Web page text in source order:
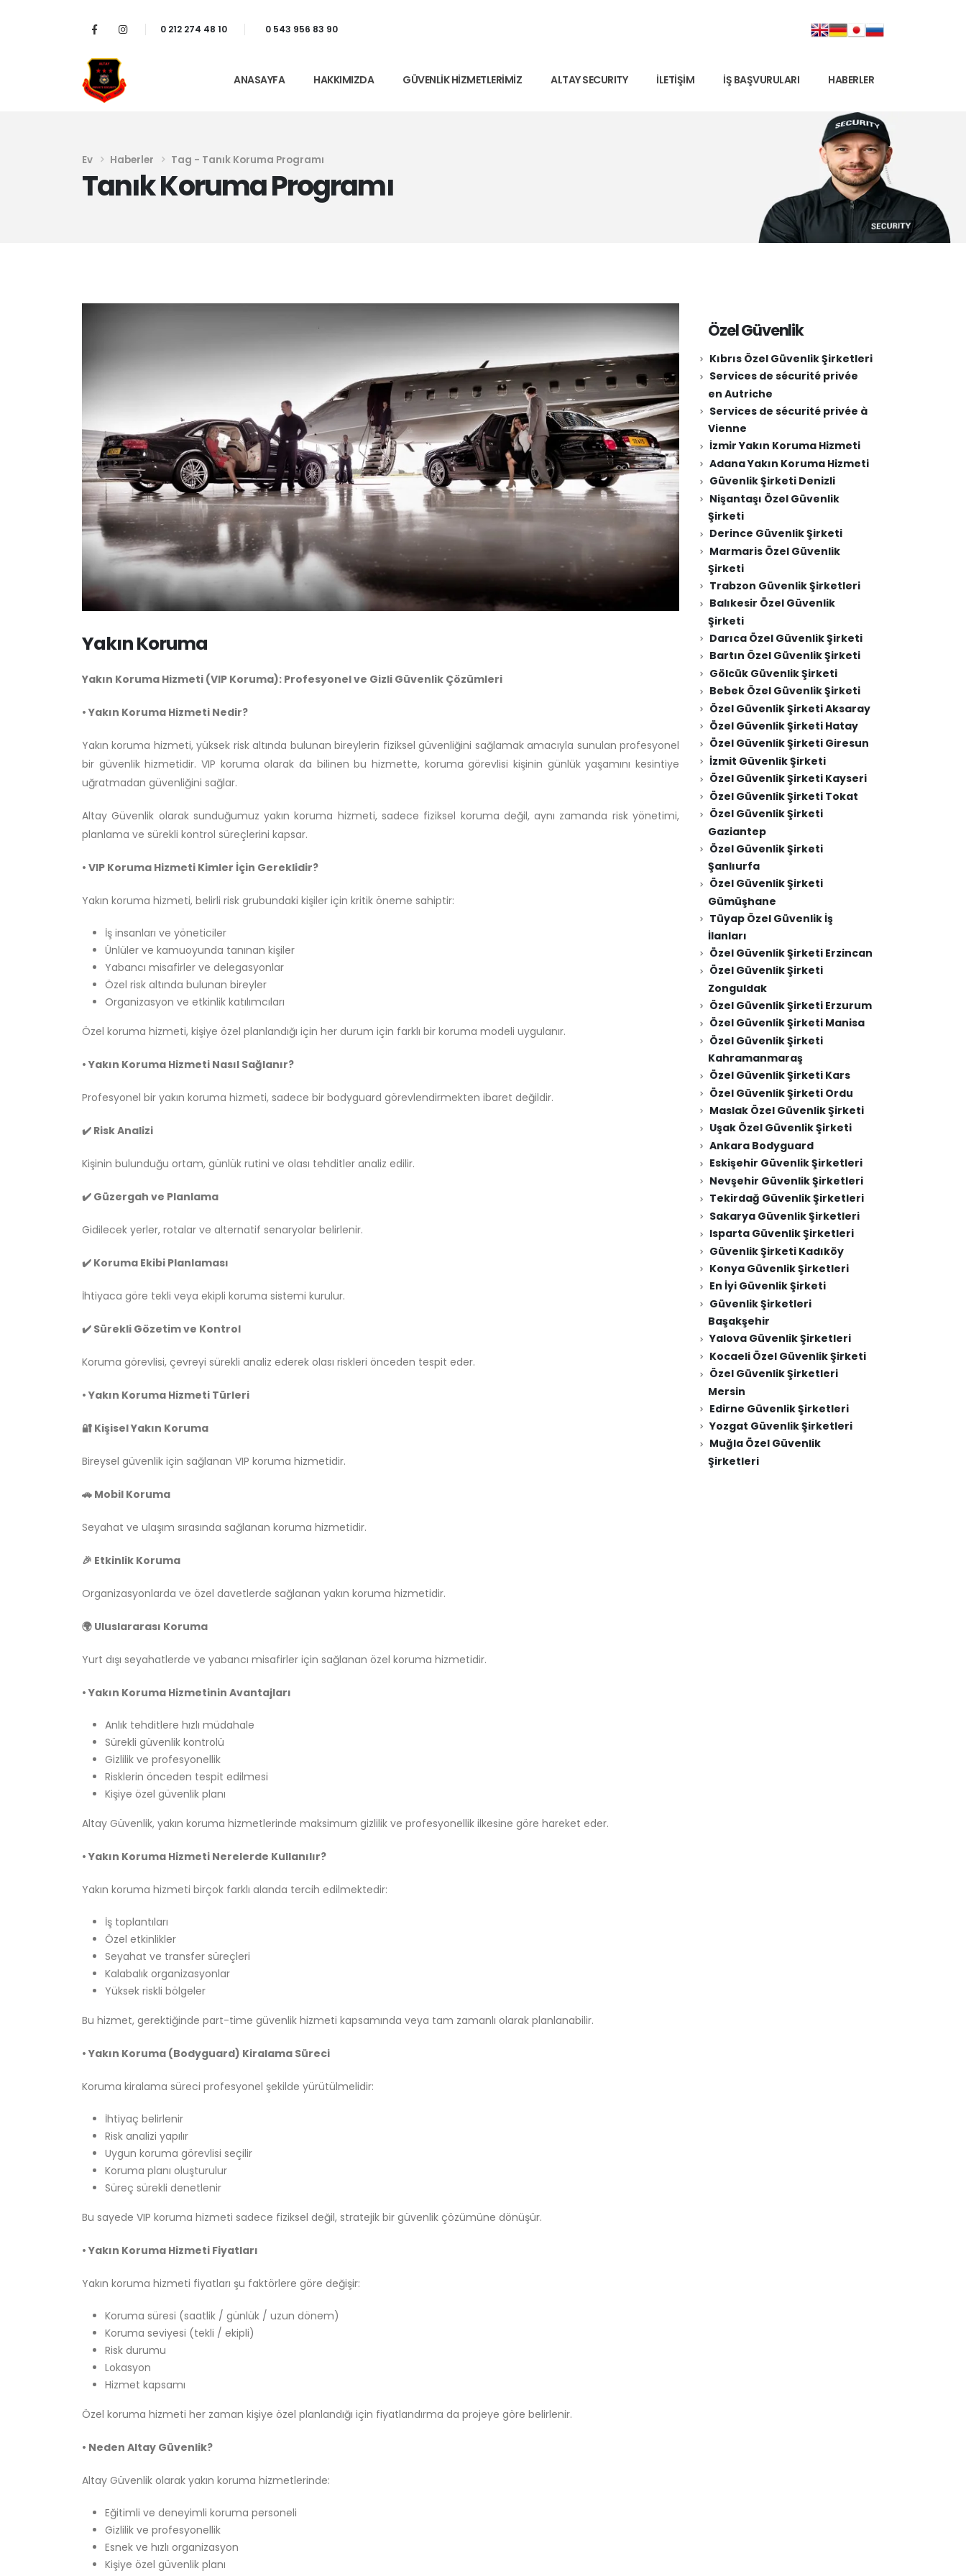
0 212 274 48 10 0 543 956 83 90
ANASAYFA HAKKIMIZDA GÜVENLIK HIZMETLERIMIZ ALTAY SECURITY İLETIŞIM İŞ BAŞVURULARI HABERLER
Ev Haberler Tag - Tanık Koruma Programı
Tanık Koruma Programı
Yakın Koruma
Yakın Koruma Hizmeti (VIP Koruma): Profesyonel ve Gizli Güvenlik Çözümleri
• Yakın Koruma Hizmeti Nedir?
Yakın koruma hizmeti, yüksek risk altında bulunan bireylerin fiziksel güvenliğini sağlamak amacıyla sunulan profesyonel
bir güvenlik hizmetidir. VIP koruma olarak da bilinen bu hizmette, koruma görevlisi kişinin günlük yaşamını kesintiye
uğratmadan güvenliğini sağlar.
Altay Güvenlik olarak sunduğumuz yakın koruma hizmeti, sadece fiziksel koruma değil, aynı zamanda risk yönetimi,
planlama ve sürekli kontrol süreçlerini kapsar.
• VIP Koruma Hizmeti Kimler İçin Gereklidir?
Yakın koruma hizmeti, belirli risk grubundaki kişiler için kritik öneme sahiptir:
İş insanları ve yöneticiler
Ünlüler ve kamuoyunda tanınan kişiler
Yabancı misafirler ve delegasyonlar
Özel risk altında bulunan bireyler
Organizasyon ve etkinlik katılımcıları
Özel koruma hizmeti, kişiye özel planlandığı için her durum için farklı bir koruma modeli uygulanır.
• Yakın Koruma Hizmeti Nasıl Sağlanır?
Profesyonel bir yakın koruma hizmeti, sadece bir bodyguard görevlendirmekten ibaret değildir.
✔️ Risk Analizi
Kişinin bulunduğu ortam, günlük rutini ve olası tehditler analiz edilir.
✔️ Güzergah ve Planlama
Gidilecek yerler, rotalar ve alternatif senaryolar belirlenir.
✔️ Koruma Ekibi Planlaması
İhtiyaca göre tekli veya ekipli koruma sistemi kurulur.
✔️ Sürekli Gözetim ve Kontrol
Koruma görevlisi, çevreyi sürekli analiz ederek olası riskleri önceden tespit eder.
• Yakın Koruma Hizmeti Türleri
🔐 Kişisel Yakın Koruma
Bireysel güvenlik için sağlanan VIP koruma hizmetidir.
🚗 Mobil Koruma
Seyahat ve ulaşım sırasında sağlanan koruma hizmetidir.
🎉 Etkinlik Koruma
Organizasyonlarda ve özel davetlerde sağlanan yakın koruma hizmetidir.
🌍 Uluslararası Koruma
Yurt dışı seyahatlerde ve yabancı misafirler için sağlanan özel koruma hizmetidir.
• Yakın Koruma Hizmetinin Avantajları
Anlık tehditlere hızlı müdahale
Sürekli güvenlik kontrolü
Gizlilik ve profesyonellik
Risklerin önceden tespit edilmesi
Kişiye özel güvenlik planı
Altay Güvenlik, yakın koruma hizmetlerinde maksimum gizlilik ve profesyonellik ilkesine göre hareket eder.
• Yakın Koruma Hizmeti Nerelerde Kullanılır?
Yakın koruma hizmeti birçok farklı alanda tercih edilmektedir:
İş toplantıları
Özel etkinlikler
Seyahat ve transfer süreçleri
Kalabalık organizasyonlar
Yüksek riskli bölgeler
Bu hizmet, gerektiğinde part-time güvenlik hizmeti kapsamında veya tam zamanlı olarak planlanabilir.
• Yakın Koruma (Bodyguard) Kiralama Süreci
Koruma kiralama süreci profesyonel şekilde yürütülmelidir:
İhtiyaç belirlenir
Risk analizi yapılır
Uygun koruma görevlisi seçilir
Koruma planı oluşturulur
Süreç sürekli denetlenir
Bu sayede VIP koruma hizmeti sadece fiziksel değil, stratejik bir güvenlik çözümüne dönüşür.
• Yakın Koruma Hizmeti Fiyatları
Yakın koruma hizmeti fiyatları şu faktörlere göre değişir:
Koruma süresi (saatlik / günlük / uzun dönem)
Koruma seviyesi (tekli / ekipli)
Risk durumu
Lokasyon
Hizmet kapsamı
Özel koruma hizmeti her zaman kişiye özel planlandığı için fiyatlandırma da projeye göre belirlenir.
• Neden Altay Güvenlik?
Altay Güvenlik olarak yakın koruma hizmetlerinde:
Eğitimli ve deneyimli koruma personeli
Gizlilik ve profesyonellik
Esnek ve hızlı organizasyon
Kişiye özel güvenlik planı
Özel Güvenlik
Kıbrıs Özel Güvenlik Şirketleri
Services de sécurité privée
en Autriche
Services de sécurité privée à
Vienne
İzmir Yakın Koruma Hizmeti
Adana Yakın Koruma Hizmeti
Güvenlik Şirketi Denizli
Nişantaşı Özel Güvenlik
Şirketi
Derince Güvenlik Şirketi
Marmaris Özel Güvenlik
Şirketi
Trabzon Güvenlik Şirketleri
Balıkesir Özel Güvenlik
Şirketi
Darıca Özel Güvenlik Şirketi
Bartın Özel Güvenlik Şirketi
Gölcük Güvenlik Şirketi
Bebek Özel Güvenlik Şirketi
Özel Güvenlik Şirketi Aksaray
Özel Güvenlik Şirketi Hatay
Özel Güvenlik Şirketi Giresun
İzmit Güvenlik Şirketi
Özel Güvenlik Şirketi Kayseri
Özel Güvenlik Şirketi Tokat
Özel Güvenlik Şirketi
Gaziantep
Özel Güvenlik Şirketi
Şanlıurfa
Özel Güvenlik Şirketi
Gümüşhane
Tüyap Özel Güvenlik İş
İlanları
Özel Güvenlik Şirketi Erzincan
Özel Güvenlik Şirketi
Zonguldak
Özel Güvenlik Şirketi Erzurum
Özel Güvenlik Şirketi Manisa
Özel Güvenlik Şirketi
Kahramanmaraş
Özel Güvenlik Şirketi Kars
Özel Güvenlik Şirketi Ordu
Maslak Özel Güvenlik Şirketi
Uşak Özel Güvenlik Şirketi
Ankara Bodyguard
Eskişehir Güvenlik Şirketleri
Nevşehir Güvenlik Şirketleri
Tekirdağ Güvenlik Şirketleri
Sakarya Güvenlik Şirketleri
Isparta Güvenlik Şirketleri
Güvenlik Şirketi Kadıköy
Konya Güvenlik Şirketleri
En İyi Güvenlik Şirketi
Güvenlik Şirketleri
Başakşehir
Yalova Güvenlik Şirketleri
Kocaeli Özel Güvenlik Şirketi
Özel Güvenlik Şirketleri
Mersin
Edirne Güvenlik Şirketleri
Yozgat Güvenlik Şirketleri
Muğla Özel Güvenlik
Şirketleri